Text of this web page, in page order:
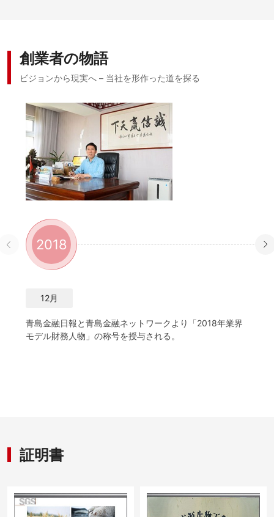
創業者の物語
ビジョンから現実へ – 当社を形作った道を探る
2018
12月
青島金融日報と青島金融ネットワークより「2018年業界
モデル財務人物」の称号を授与される。
証明書